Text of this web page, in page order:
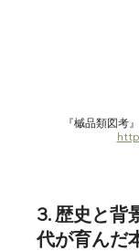
『槭品類図考
3. 歴史と背
代が育んだ